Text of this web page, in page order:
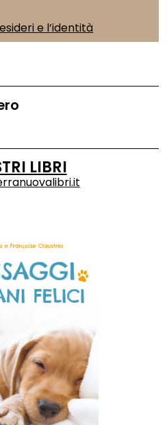
e l’identità
LIBRI